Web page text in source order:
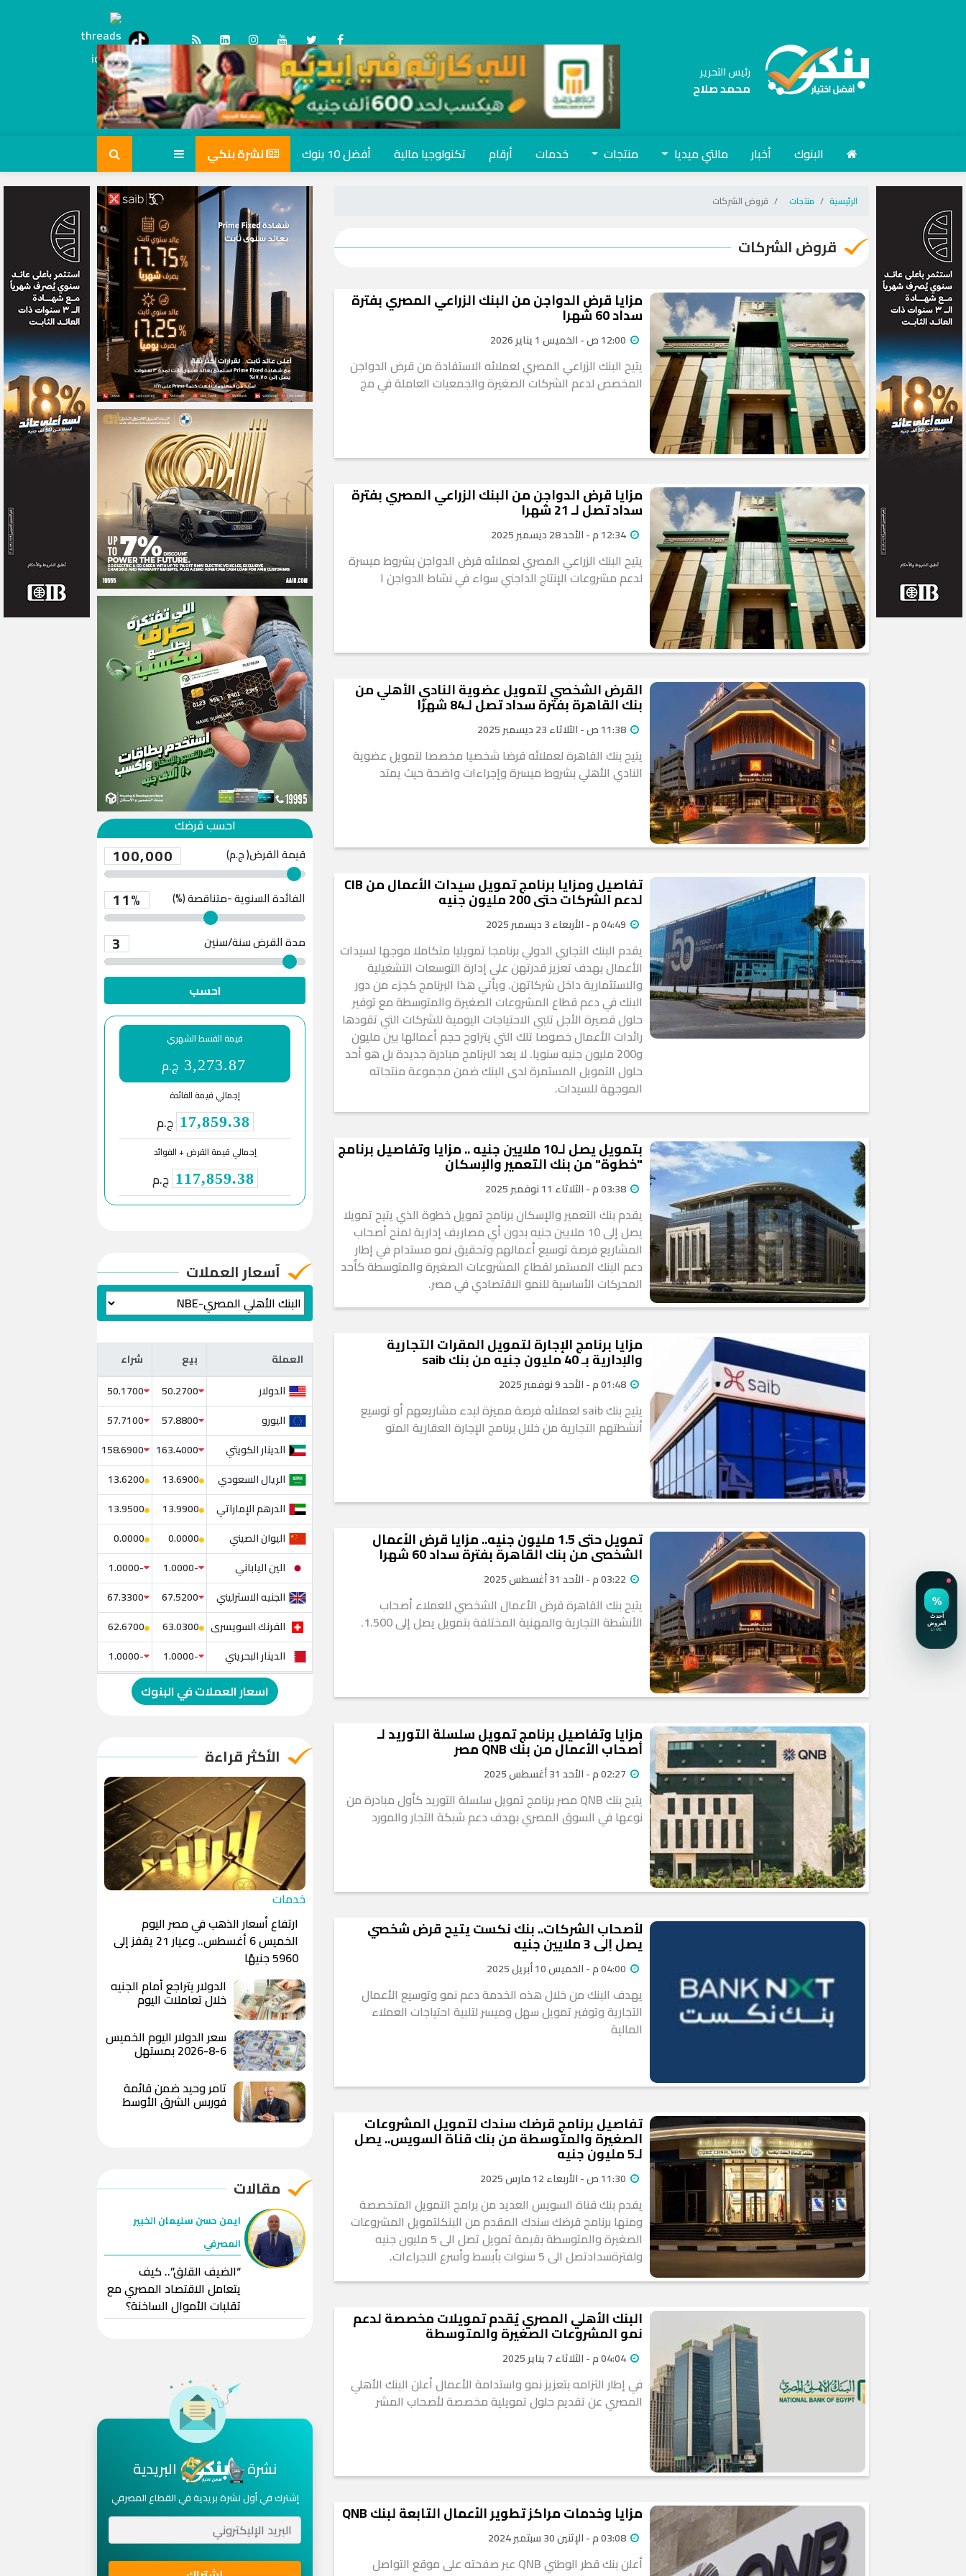
tiktok
Threads
رئيس التحرير
محمد صلاح
البنوك أخبار مالتي ميديا منتجات خدمات أرقام تكنولوجيا مالية أفضل 10 بنوك نشرة بنكي
الرئيسية منتجات قروض الشركات
قروض الشركات
مزايا قرض الدواجن من البنك الزراعي المصري بفترة
سداد 60 شهرا
يتيح البنك الزراعي المصري لعملائه الاستفادة من قرض الدواجن
المخصص لدعم الشركات الصغيرة والجمعيات العاملة في مج
مزايا قرض الدواجن من البنك الزراعي المصري بفترة
سداد تصل لـ 21 شهرا
يتيح البنك الزراعي المصري لعملائه قرض الدواجن بشروط ميسرة
لدعم مشروعات الإنتاج الداجني سواء في نشاط الدواجن ا
القرض الشخصي لتمويل عضوية النادي الأهلي من
بنك القاهرة بفترة سداد تصل لـ84 شهرًا
يتيح بنك القاهرة لعملائه قرضا شخصيا مخصصا لتمويل عضوية
النادي الأهلي بشروط ميسرة وإجراءات واضحة حيث يمتد
تفاصيل ومزايا برنامج تمويل سيدات الأعمال من CIB
لدعم الشركات حتى 200 مليون جنيه
يقدم البنك التجاري الدولي برنامجا تمويليا متكاملا موجها لسيدات
الأعمال بهدف تعزيز قدرتهن على إدارة التوسعات التشغيلية
والاستثمارية داخل شركاتهن. ويأتي هذا البرنامج كجزء من دور
البنك في دعم قطاع المشروعات الصغيرة والمتوسطة مع توفير
حلول قصيرة الأجل تلبي الاحتياجات اليومية للشركات التي تقودها
رائدات الأعمال خصوصا تلك التي يتراوح حجم أعمالها بين مليون
و200 مليون جنيه سنويا. لا يعد البرنامج مبادرة جديدة بل هو أحد
حلول التمويل المستمرة لدى البنك ضمن مجموعة منتجاته
الموجهة للسيدات.
بتمويل يصل لـ10 ملايين جنيه .. مزايا وتفاصيل برنامج
"خطوة" من بنك التعمير والإسكان
يقدم بنك التعمير والإسكان برنامج تمويل خطوة الذي يتيح تمويلا
يصل إلى 10 ملايين جنيه بدون أي مصاريف إدارية لمنح أصحاب
المشاريع فرصة توسيع أعمالهم وتحقيق نمو مستدام في إطار
دعم البنك المستمر لقطاع المشروعات الصغيرة والمتوسطة كأحد
المحركات الأساسية للنمو الاقتصادي في مصر.
مزايا برنامج الإجارة لتمويل المقرات التجارية
والإدارية بـ 40 مليون جنيه من بنك saib
يتيح بنك saib لعملائه فرصة مميزة لبدء مشاريعهم أو توسيع
أنشطتهم التجارية من خلال برنامج الإجارة العقارية المتو
تمويل حتى 1.5 مليون جنيه.. مزايا قرض الأعمال
الشخصي من بنك القاهرة بفترة سداد 60 شهرا
يتيح بنك القاهرة قرض الأعمال الشخصي للعملاء أصحاب
الأنشطة التجارية والمهنية المختلفة بتمويل يصل إلى 1.500.
مزايا وتفاصيل برنامج تمويل سلسلة التوريد لـ
أصحاب الأعمال من بنك QNB مصر
يتيح بنك QNB مصر برنامج تمويل سلسلة التوريد كأول مبادرة من
نوعها في السوق المصري بهدف دعم شبكة التجار والمورد
لأصحاب الشركات.. بنك نكست يتيح قرض شخصي
يصل إلى 3 ملايين جنيه
يهدف البنك من خلال هذه الخدمة دعم نمو وتوسيع الأعمال
التجارية وتوفير تمويل سهل وميسر لتلبية احتياجات العملاء
المالية
تفاصيل برنامج قرضك سندك لتمويل المشروعات
الصغيرة والمتوسطة من بنك قناة السويس.. يصل
لـ5 مليون جنيه
يقدم بنك قناة السويس العديد من برامج التمويل المتخصصة
ومنها برنامج قرضك سندك المقدم من البنكلتمويل المشروعات
الصغيرة والمتوسطة بقيمة تمويل تصل الى 5 مليون جنيه
ولفترةسدادتصل الى 5 سنوات بأبسط وأسرع الاجراءات.
البنك الأهلي المصري يُقدم تمويلات مخصصة لدعم
نمو المشروعات الصغيرة والمتوسطة
في إطار التزامه بتعزيز نمو واستدامة الأعمال أعلن البنك الأهلي
المصري عن تقديم حلول تمويلية مخصصة لأصحاب المشر
مزايا وخدمات مراكز تطوير الأعمال التابعة لبنك QNB
أعلن بنك قطر الوطني QNB عبر صفحته على موقع التواصل
احسب قرضك
قيمة القرض( ج.م) 100,000
الفائدة السنوية -متناقصة (%) 11%
مدة القرض 3 سنة/سنين
احسب
قيمة القسط الشهري
3,273.87 ج.م
إجمالي قيمة الفائدة
17,859.38 ج.م
إجمالي قيمة القرض + الفوائد
117,859.38 ج.م
آسعار العملات
العملة بيع شراء العملة بيع
شراء
الدولار
50.2700
50.1700
اليورو
57.8800
57.7100
الدينار الكويتي
163.4000
158.6900
الريال السعودي
13.6900
13.6200
الدرهم الإماراتي
13.9900
13.9500
اليوان الصيني
0.0000
0.0000
الين الياباني
-1.0000
-1.0000
الجنيه الاسترليني
67.5200
67.3300
الفرنك السويسرى
63.0300
62.6700
الدينار البحريني
-1.0000
-1.0000
الدولار الإسترالي
-1.0000
-1.0000
الدينار الأردني
-1.0000
-1.0000
اسعار العملات في البنوك
الأكثر قراءة
خدمات
ارتفاع أسعار الذهب في مصر اليوم
الخميس 6 أغسطس.. وعيار 21 يقفز إلى
5960 جنيهًا
الدولار يتراجع أمام الجنيه
خلال تعاملات اليوم
ويسجل 49.78 جنيه للبيع
سعر الدولار اليوم الخميس
6-8-2026 بمستهل
التعاملات الصباحية
تامر وحيد ضمن قائمة
فوربس الشرق الأوسط
لأقوى 100 رئيس تنفيذي
مقالات
ايمن حسن سليمان الخبير
المصرفي
“الضيف القلق”.. كيف
يتعامل الاقتصاد المصري مع
تقلبات الأموال الساخنة؟
نشرة البريدية
إشترك في أول نشرة بريدية في القطاع المصرفي